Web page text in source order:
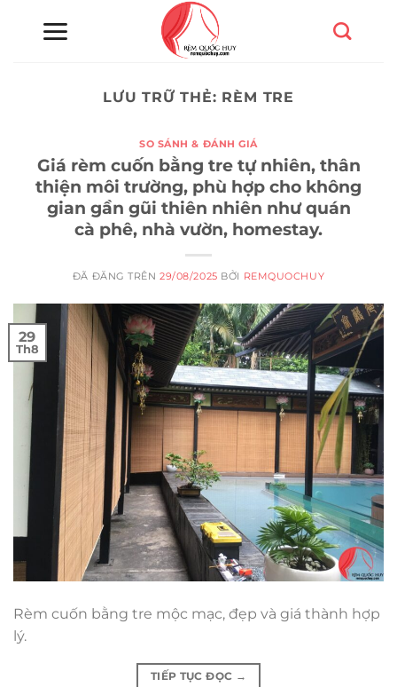
LƯU TRỮ THẺ: RÈM TRE
SO SÁNH & ĐÁNH GIÁ
Giá rèm cuốn bằng tre tự nhiên, thân
thiện môi trường, phù hợp cho không
gian gần gũi thiên nhiên như quán
cà phê, nhà vườn, homestay.
ĐÃ ĐĂNG TRÊN29/08/2025 BỞI REMQUOCHUY
29
Th8
Rèm cuốn bằng tre mộc mạc, đẹp và giá thành hợp
lý.
TIẾP TỤC ĐỌC →